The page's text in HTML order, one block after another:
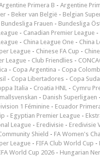
Primera B - Argentine
- Beker van België - Belgian
Bundesliga Frauen - Bundesliga
- Canadian Premier League -
- China League One - China
League - Chinese FA Cup -
League - Club Friendlies -
- Copa Argentina - Copa
- Copa Libertadores - Copa
Italia - Croatia HNL - Cymru
- Danish Superligaen -
1 Féminine - Ecuador
- Egyptian Premier League -
League - Eredivisie - Eredivisie
Shield - FA Women's
League - FIFA Club World Cup -
World Cup 2026 - Hungarian